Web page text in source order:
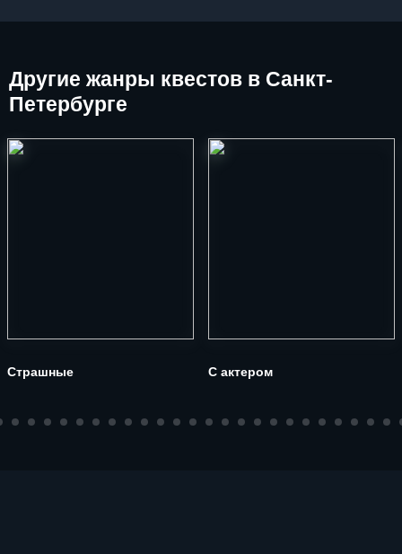
Другие жанры квестов в Санкт-
Петербурге
Страшные С актером